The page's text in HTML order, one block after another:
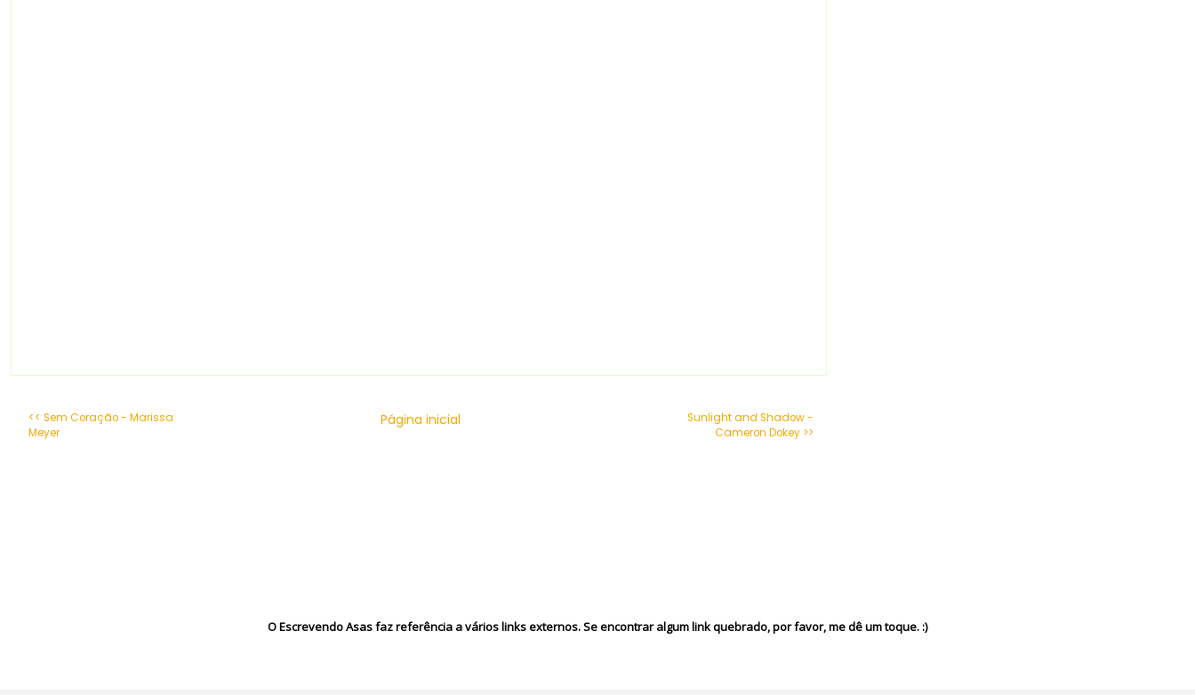
<< Sem Coração - Marissa
Meyer
Sunlight and Shadow -
Cameron Dokey >>
Página inicial
O Escrevendo Asas faz referência a vários links externos. Se encontrar algum link quebrado, por favor, me dê um toque. :)